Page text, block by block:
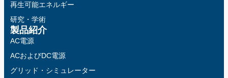
再生可能エネルギー
研究・学術
製品紹介
AC電源
ACおよびDC電源
グリッド・シミュレーター